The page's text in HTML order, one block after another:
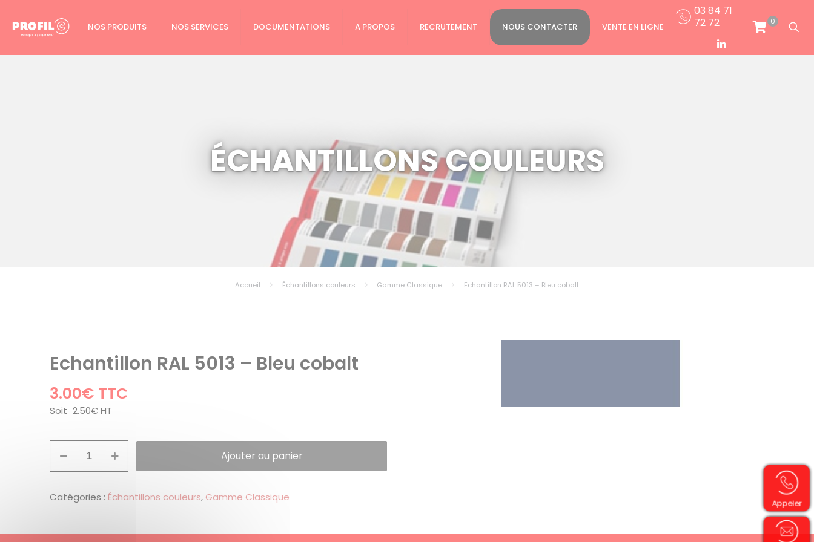
NOS PRODUITS NOS SERVICES DOCUMENTATIONS A PROPOS RECRUTEMENT NOUS CONTACTER VENTE EN LIGNE
03 84 71
72 72
0
ÉCHANTILLONS COULEURS
Accueil Échantillons couleurs Gamme Classique Echantillon RAL 5013 – Bleu cobalt
Echantillon RAL 5013 – Bleu cobalt
3.00€ TTC
Soit 2.50€HT
quantité
de
Echantillon
5013
cobalt
Ajouter au panier
Catégories : Échantillons couleurs, Gamme Classique
Appeler